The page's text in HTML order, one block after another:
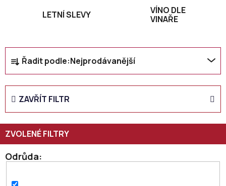
LETNÍ SLEVY
VÍNO DLE
VINAŘE
Ř
a
z
n
í
p
r
o
Řadit podle:Nejprodávanější
ZAVŘÍT FILTR
Odrůda